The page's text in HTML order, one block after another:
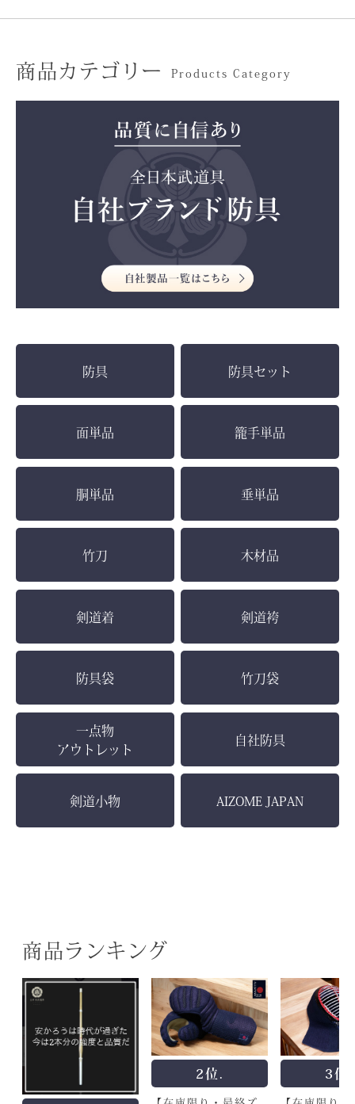
商品カテゴリー Products Category
防具 防具セット
面単品 籠手単品
胴単品 垂単品
竹刀 木材品
剣道着 剣道袴
防具袋 竹刀袋
一点物
アウトレット
自社防具
剣道小物 AIZOME JAPAN
商品ランキング
2位. 3位.